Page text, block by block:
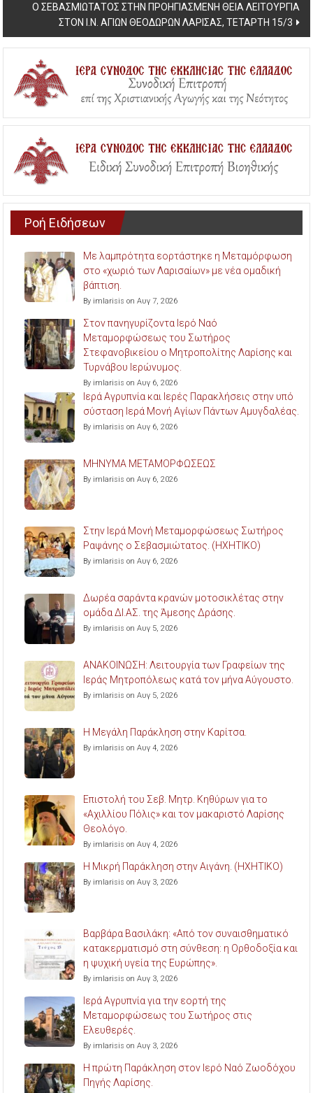
Ο ΣΕΒΑΣΜΙΩΤΑΤΟΣ ΣΤΗΝ ΠΡΟΗΓΙΑΣΜΕΝΗ ΘΕΙΑ ΛΕΙΤΟΥΡΓΙΑ
ΣΤΟΝ Ι.Ν. ΑΓΙΩΝ ΘΕΟΔΩΡΩΝ ΛΑΡΙΣΑΣ, ΤΕΤΑΡΤΗ 15/3
Ροή Ειδήσεων
Με λαμπρότητα εορτάστηκε η Μεταμόρφωση
στο «χωριό των Λαρισαίων» με νέα ομαδική
βάπτιση.
By imlarisis on Αυγ 7, 2026
Στον πανηγυρίζοντα Ιερό Ναό
Μεταμορφώσεως του Σωτήρος
Στεφανοβικείου ο Μητροπολίτης Λαρίσης και
Τυρνάβου Ιερώνυμος.
By imlarisis on Αυγ 6, 2026
Ιερά Αγρυπνία και Ιερές Παρακλήσεις στην υπό
σύσταση Ιερά Μονή Αγίων Πάντων Αμυγδαλέας.
By imlarisis on Αυγ 6, 2026
ΜΗΝΥΜΑ ΜΕΤΑΜΟΡΦΩΣΕΩΣ
By imlarisis on Αυγ 6, 2026
Στην Ιερά Μονή Μεταμορφώσεως Σωτήρος
Ραψάνης ο Σεβασμιώτατος. (ΗΧΗΤΙΚΟ)
By imlarisis on Αυγ 6, 2026
Δωρέα σαράντα κρανών μοτοσικλέτας στην
ομάδα ΔΙ.ΑΣ. της Άμεσης Δράσης.
By imlarisis on Αυγ 5, 2026
ΑΝΑΚΟΙΝΩΣΗ: Λειτουργία των Γραφείων της
Ιεράς Μητροπόλεως κατά τον μήνα Αύγουστο.
By imlarisis on Αυγ 5, 2026
Η Μεγάλη Παράκληση στην Καρίτσα.
By imlarisis on Αυγ 4, 2026
Επιστολή του Σεβ. Μητρ. Κηθύρων για το
«Αχιλλίου Πόλις» και τον μακαριστό Λαρίσης
Θεολόγο.
By imlarisis on Αυγ 4, 2026
Η Μικρή Παράκληση στην Αιγάνη. (ΗΧΗΤΙΚΟ)
By imlarisis on Αυγ 3, 2026
Βαρβάρα Βασιλάκη: «Από τον συναισθηματικό
κατακερματισμό στη σύνθεση: η Ορθοδοξία και
η ψυχική υγεία της Ευρώπης».
By imlarisis on Αυγ 3, 2026
Ιερά Αγρυπνία για την εορτή της
Μεταμορφώσεως του Σωτήρος στις
Ελευθερές.
By imlarisis on Αυγ 3, 2026
Η πρώτη Παράκληση στον Ιερό Ναό Ζωοδόχου
Πηγής Λαρίσης.